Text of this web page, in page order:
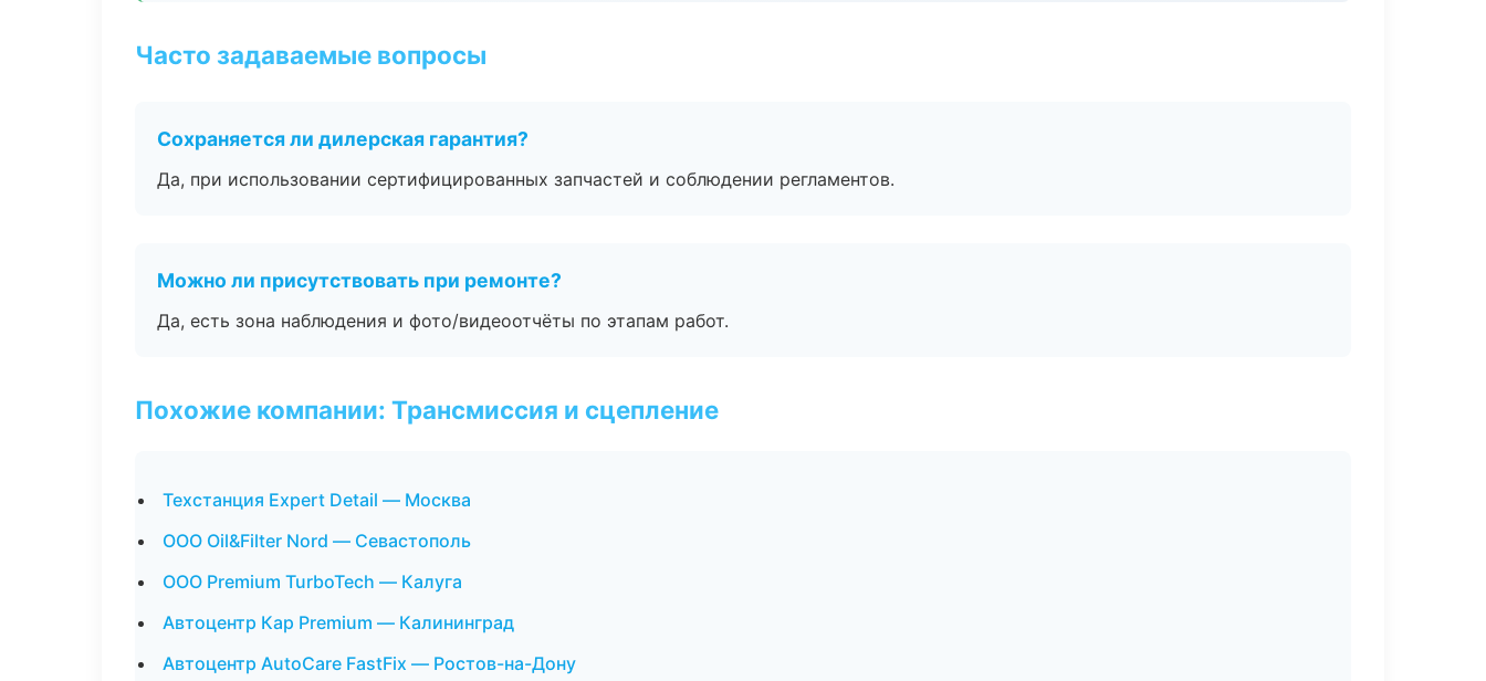
Часто задаваемые вопросы
Сохраняется ли дилерская гарантия?
Да, при использовании сертифицированных запчастей и соблюдении регламентов.
Можно ли присутствовать при ремонте?
Да, есть зона наблюдения и фото/видеоотчёты по этапам работ.
Похожие компании: Трансмиссия и сцепление
Техстанция Expert Detail — Москва
ООО Oil&Filter Nord — Севастополь
ООО Premium TurboTech — Калуга
Автоцентр Кар Premium — Калининград
Автоцентр AutoCare FastFix — Ростов-на-Дону